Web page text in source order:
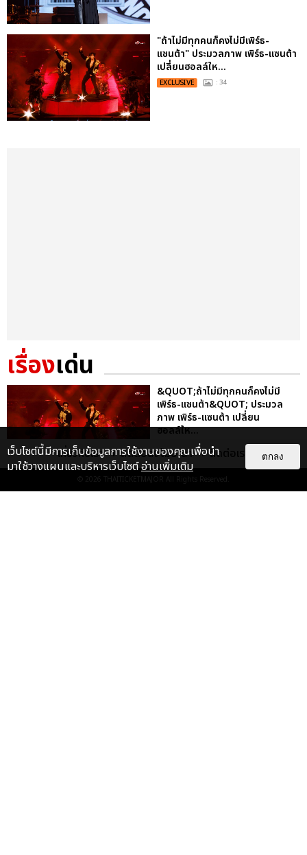
"ถ้าไม่มีทุกคนก็คงไม่มีเพิร์ธ-
แซนต้า" ประมวลภาพ เพิร์ธ-แซนต้า
เปลี่ยนฮอลล์ให...
EXCLUSIVE : 34
เรื่องเด่น
&QUOT;ถ้าไม่มีทุกคนก็คงไม่มี
เพิร์ธ-แซนต้า&QUOT; ประมวล
ภาพ เพิร์ธ-แซนต้า เปลี่ยน
ฮอลล์ให...
EXCLUSIVE
ไม่ว่าจะวันนี้หรือวันไหน ก็จะยังภูมิใจ
เกี่ยวกับเรา ติดต่อลงโฆษณา ติดต่อเรา
© 2026 THAITICKETMAJOR All Rights Reserved.
เว็บไซต์นี้มีการเก็บข้อมูลการใช้งานของคุณเพื่อนำ
มาใช้วางแผนและบริหารเว็บไซต์อ่านเพิ่มเติม
ตกลง